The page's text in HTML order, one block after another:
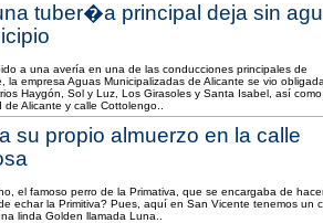
tuber�a principal deja sin
a una avería en una de las conducciones principales de
la empresa Aguas Municipalizadas de Alicante se vio
Haygón, Sol y Luz, Los Girasoles y Santa Isabel, así como
Alicante y calle Cottolengo..
su propio almuerzo en la calle
el famoso perro de la Primativa, que se encargaba de
echar la Primitiva? Pues, aquí en San Vicente tenemos un
linda Golden llamada Luna..